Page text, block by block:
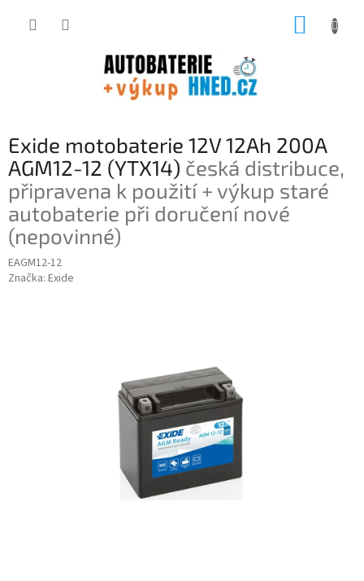
Exide motobaterie 12V 12Ah 200A
AGM12-12 (YTX14) česká distribuce,
připravena k použití + výkup staré
autobaterie při doručení nové
(nepovinné)
EAGM12-12
Značka: Exide